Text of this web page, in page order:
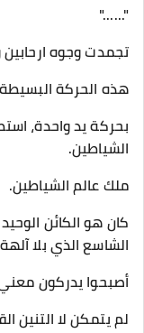
"......"
تجمدت وجوه
هذه الحركة
بحركة يد واحدة،
الشياطين.
ملك عالم الشياطين.
كان هو الكائن
الشاسع الذي بلا
أصبحوا يدركون
لم يتمكن لا التنين